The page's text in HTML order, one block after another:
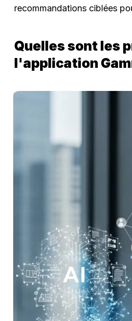
recommandations ciblées
Quelles sont les
l'application